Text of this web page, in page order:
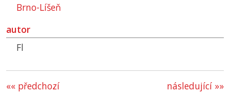
Brno-Líšeň
autor
Fl
«« předchozí následující »»